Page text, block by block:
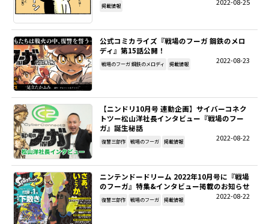
掲載情報
公式コミカライズ『戦場のフーガ 鋼鉄のメロ
ディ』第15話公開！
2022-08-23
戦場のフーガ 鋼鉄のメロディ 掲載情報
【ニンドリ10月号 連動企画】サイバーコネク
トツー松山洋社長インタビュー『戦場のフー
ガ』誕生秘話
2022-08-22
復讐三部作 戦場のフーガ 掲載情報
ニンテンドードリーム 2022年10月号に『戦場
のフーガ』特集&インタビュー掲載のお知らせ
2022-08-22
復讐三部作 戦場のフーガ 掲載情報